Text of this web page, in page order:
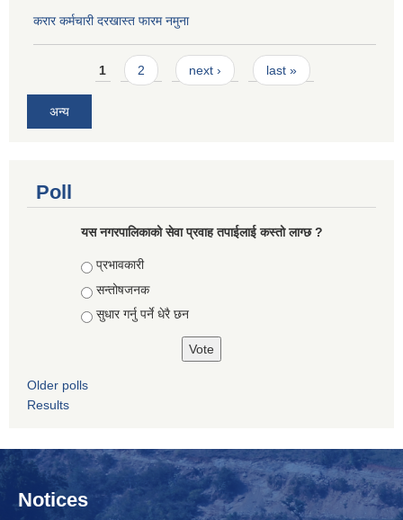
करार कर्मचारी दरखास्त फारम नमुना
Pages1 2 next › last »
अन्य
Poll
यस नगरपालिकाको सेवा प्रवाह तपाईलाई कस्तो लाग्छ ?
Choices
प्रभावकारी
सन्तोषजनक
सुधार गर्नु पर्ने धेरै छन
Older polls
Results
Notices